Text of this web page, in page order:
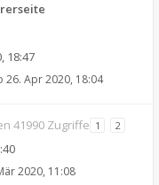
18:47
26. Apr 2020, 18:04
41990 Zugriffe 1 2
2020, 11:08